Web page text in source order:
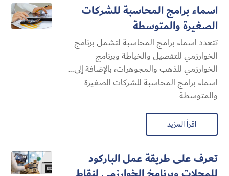
اسماء برامج المحاسبة للشركات
الصغيرة والمتوسطة
تتعدد اسماء برامج المحاسبة لتشمل برنامج
الخوارزمي للتفصيل والخياطة وبرنامج
الخوارزمي للذهب والمجوهرات، بالإضافة إلى...
اسماء برامج المحاسبة للشركات الصغيرة
والمتوسطة
اقرأ المزيد
تعرف على طريقة عمل الباركود